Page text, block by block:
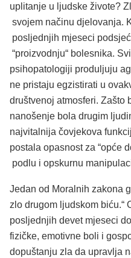
uplitanje u ljudske živote?
svojem načinu djelovanja.
posljednjih mjeseci
“proizvodnju“ bolesnika.
psihopatologiji produljuju
ne pristaju egzistirati u
društvenoj atmosferi. Zašto
nanošenje bola drugim
najvitalnija čovjekova
postala opasnost za “opće
podlu i opskurnu
Jedan od Moralnih zakona
zlo drugom ljudskom biću.“
posljednjih devet mjeseci
fizičke, emotivne boli i
dopuštanju zla da upravlja